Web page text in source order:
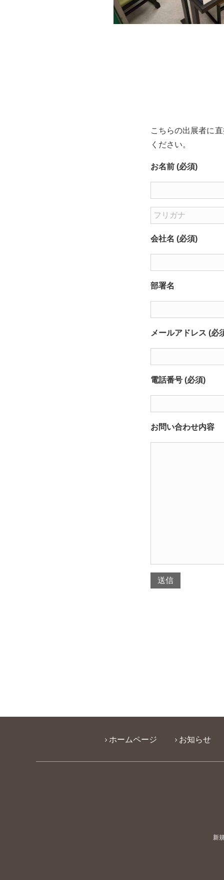
こちらの出展者に
ください。
お名前 (必須)
会社名 (必須)
部署名
メールアドレス (必
電話番号 (必須)
お問い合わせ内容
ホームページ お知らせ
新